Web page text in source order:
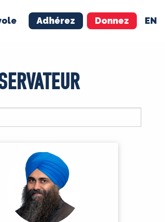
Adhérez Donnez EN